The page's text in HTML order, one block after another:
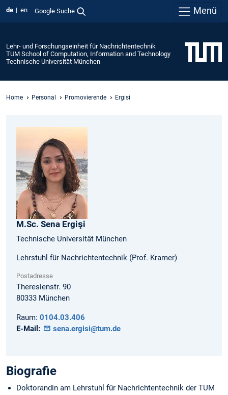
de en Google Suche Menü
Lehr- und Forschungseinheit für Nachrichtentechnik
TUM School of Computation, Information and Technology
Technische Universität München
Home Personal Promovierende Ergisi
M.Sc. Sena Ergişi
Technische Universität München
Lehrstuhl für Nachrichtentechnik (Prof. Kramer)
Postadresse
Theresienstr. 90
80333 München
Raum: 0104.03.406
E-Mail:
sena.ergisi@tum.de
Biografie
Doktorandin am Lehrstuhl für Nachrichtentechnik der TUM